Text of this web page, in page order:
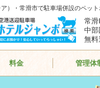
）・常滑市で駐車場併設のペッ
常滑
中部
無料
料金 管理体